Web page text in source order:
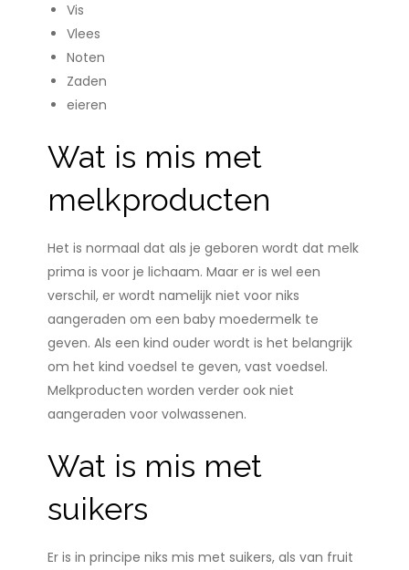
Vis
Vlees
Noten
Zaden
eieren
Wat is mis met
melkproducten
Het is normaal dat als je geboren wordt dat melk
prima is voor je lichaam. Maar er is wel een
verschil, er wordt namelijk niet voor niks
aangeraden om een baby moedermelk te
geven. Als een kind ouder wordt is het belangrijk
om het kind voedsel te geven, vast voedsel.
Melkproducten worden verder ook niet
aangeraden voor volwassenen.
Wat is mis met
suikers
Er is in principe niks mis met suikers, als van fruit